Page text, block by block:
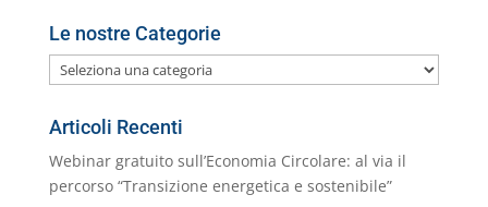
Le nostre Categorie
Le
nostre
Categorie
Articoli Recenti
Webinar gratuito sull’Economia Circolare: al via il
percorso “Transizione energetica e sostenibile”